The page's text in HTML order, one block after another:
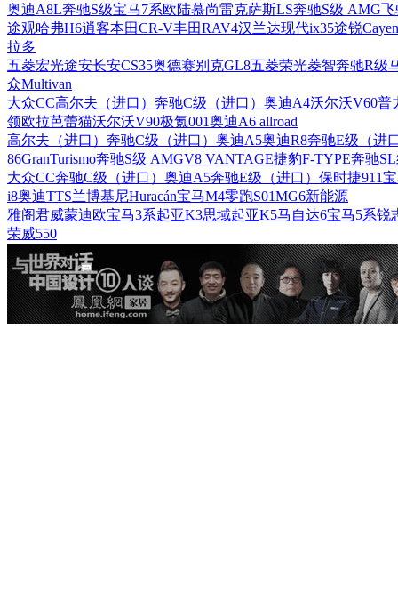
奥迪A8L奔驰S级宝马7系欧陆慕尚雷克萨斯LS奔驰S级 AMG飞
途观哈弗H6逍客本田CR-V丰田RAV4汉兰达现代ix35途锐
拉多
五菱宏光途安长安CS35奥德赛别克GL8五菱荣光菱智奔驰R级
众Multivan
大众CC高尔夫（进口） 奔驰C级（进口） 奥迪A4沃尔沃V60普
领欧拉芭蕾猫沃尔沃V90极氪001奥迪A6 allroad
高尔夫（进口） 奔驰C级（进口） 奥迪A5奥迪R8奔驰E级（进
86GranTurismo奔驰S级 AMGV8 VANTAGE捷豹F-TYPE奔驰
大众CC奔驰C级（进口） 奥迪A5奔驰E级（进口） 保时捷911
i8奥迪TTS兰博基尼Huracán宝马M4零跑S01MG6新能源
雅阁君威蒙迪欧宝马3系起亚K3思域起亚K5马自达6宝马5系锐
荣威550